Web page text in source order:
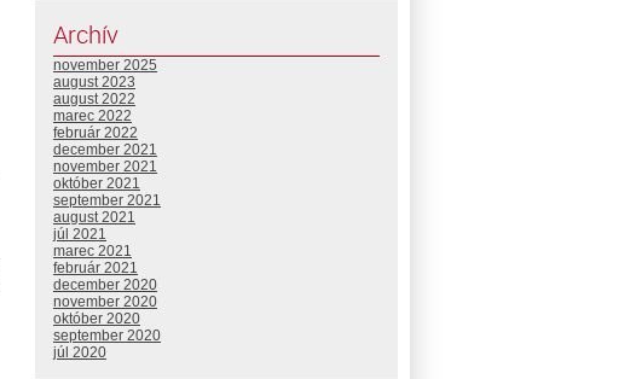
Archív
november 2025
august 2023
august 2022
marec 2022
február 2022
december 2021
november 2021
október 2021
september 2021
august 2021
júl 2021
marec 2021
február 2021
december 2020
november 2020
október 2020
september 2020
júl 2020